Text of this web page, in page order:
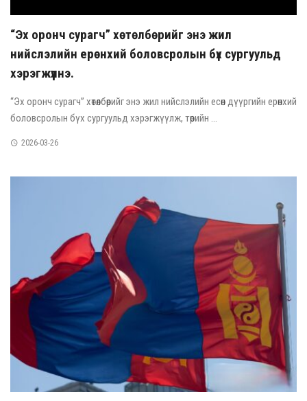
“Эх оронч сурагч” хөтөлбөрийг энэ жил
нийслэлийн ерөнхий боловсролын бүх сургуульд
хэрэгжүүлнэ.
“Эх оронч сурагч” хөтөлбөрийг энэ жил нийслэлийн есөн дүүргийн ерөнхий
боловсролын бүх сургуульд хэрэгжүүлж, төрийн ...
2026-03-26